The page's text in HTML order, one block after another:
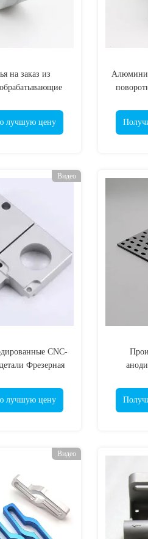
на заказ из
лучшую цену
Видео
CNC-
Фрезерная
лучшую цену
Видео